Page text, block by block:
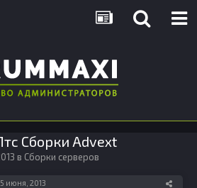
Сборки Advext
в Сборки серверов
июня, 2013